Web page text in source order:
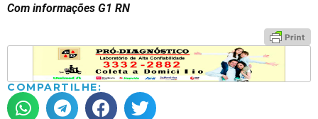
Com informações G1 RN
COMPARTILHE: